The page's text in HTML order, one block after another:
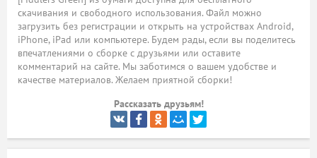
скачивания и свободного использования. Файл можно
загрузить без регистрации и открыть на устройствах Android,
iPhone, iPad или компьютере. Будем рады, если вы поделитесь
впечатлениями о сборке с друзьями или оставите
комментарий на сайте. Мы заботимся о вашем удобстве и
качестве материалов. Желаем приятной сборки!
Рассказать друзьям!